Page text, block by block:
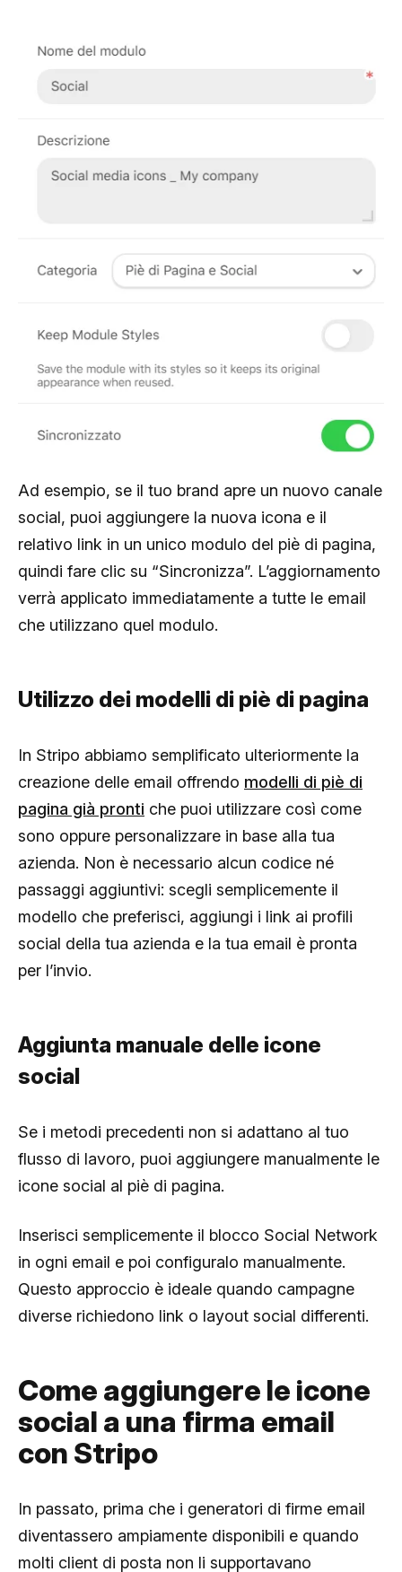
Ad esempio, se il tuo brand apre un nuovo canale
social, puoi aggiungere la nuova icona e il
relativo link in un unico modulo del piè di pagina,
quindi fare clic su “Sincronizza”. L’aggiornamento
verrà applicato immediatamente a tutte le email
che utilizzano quel modulo.
Utilizzo dei modelli di piè di pagina
In Stripo abbiamo semplificato ulteriormente la
creazione delle email offrendo modelli di piè di
pagina già pronti che puoi utilizzare così come
sono oppure personalizzare in base alla tua
azienda. Non è necessario alcun codice né
passaggi aggiuntivi: scegli semplicemente il
modello che preferisci, aggiungi i link ai profili
social della tua azienda e la tua email è pronta
per l’invio.
Aggiunta manuale delle icone
social
Se i metodi precedenti non si adattano al tuo
flusso di lavoro, puoi aggiungere manualmente le
icone social al piè di pagina.
Inserisci semplicemente il blocco Social Network
in ogni email e poi configuralo manualmente.
Questo approccio è ideale quando campagne
diverse richiedono link o layout social differenti.
Come aggiungere le icone
social a una firma email
con Stripo
In passato, prima che i generatori di firme email
diventassero ampiamente disponibili e quando
molti client di posta non li supportavano